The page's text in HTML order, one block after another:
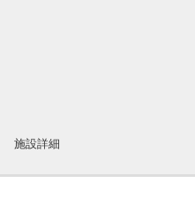
施設詳細